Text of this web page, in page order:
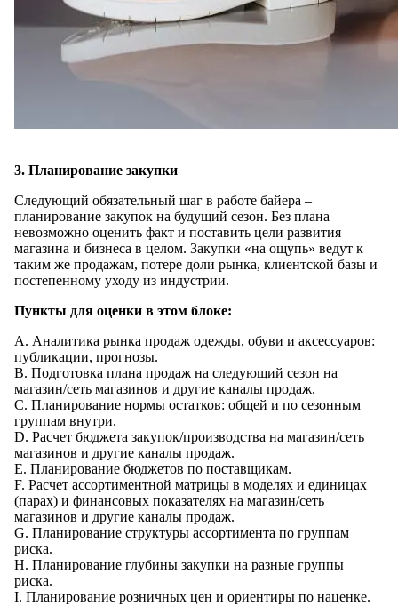
3. Планирование закупки
Следующий обязательный шаг в работе байера –
планирование закупок на будущий сезон. Без плана
невозможно оценить факт и поставить цели развития
магазина и бизнеса в целом. Закупки «на ощупь» ведут к
таким же продажам, потере доли рынка, клиентской базы и
постепенному уходу из индустрии.
Пункты для оценки в этом блоке:
A. Аналитика рынка продаж одежды, обуви и аксессуаров:
публикации, прогнозы.
B. Подготовка плана продаж на следующий сезон на
магазин/сеть магазинов и другие каналы продаж.
C. Планирование нормы остатков: общей и по сезонным
группам внутри.
D. Расчет бюджета закупок/производства на магазин/сеть
магазинов и другие каналы продаж.
E. Планирование бюджетов по поставщикам.
F. Расчет ассортиментной матрицы в моделях и единицах
(парах) и финансовых показателях на магазин/сеть
магазинов и другие каналы продаж.
G. Планирование структуры ассортимента по группам
риска.
H. Планирование глубины закупки на разные группы
риска.
I. Планирование розничных цен и ориентиры по наценке.